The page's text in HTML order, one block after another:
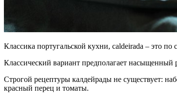
Классика португальской кухни, caldeirada – это по
Классический вариант предполагает насыщенный
Строгой рецептуры калдейрады не существует:
красный перец и томаты.